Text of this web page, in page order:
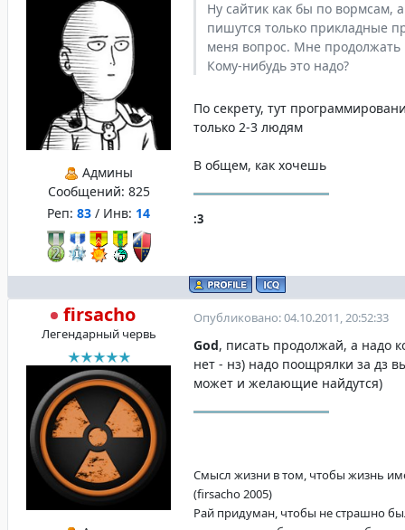
Админы
Сообщений: 825
Реп: 83 / Инв: 14
Ну сайтик как бы по вормсам,
пишутся только прикладные
меня вопрос. Мне продолжать
Кому-нибудь это надо?
По секрету, тут
только 2-3 людям
В общем, как хочешь
:3
firsacho
Легендарный червь
Опубликовано: 04.10.2011, 20:52:33
God, писать продолжай, а надо
нет - нз) надо поощрялки за дз
может и желающие найдутся)
Смысл жизни в том, чтобы жизнь
(firsacho 2005)
Рай придуман, чтобы не страшно